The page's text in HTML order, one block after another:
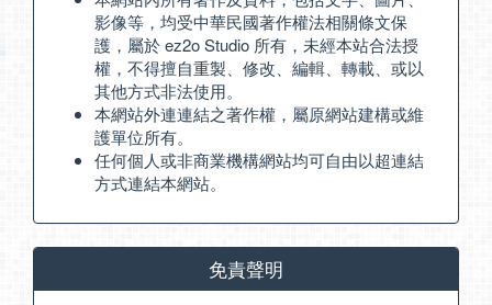
影像等，均受中華民國著作權法相關條文保
護，屬於 ez2o Studio 所有，未經本站合法授
權，不得擅自重製、修改、編輯、轉載、或以
其他方式非法使用。
本網站外連連結之著作權，屬原網站建構或維
護單位所有。
任何個人或非商業機構網站均可自由以超連結
方式連結本網站。
免責聲明